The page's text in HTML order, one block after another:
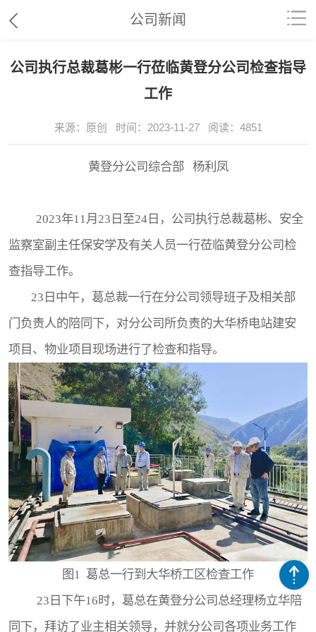
公司新闻
公司执行总裁葛彬一行莅临黄登分公司检查指导
工作
来源：原创 时间：2023-11-27 阅读：4851
黄登分公司综合部 杨利凤
2023年11月23日至24日，公司执行总裁葛彬、安全
监察室副主任保安学及有关人员一行莅临黄登分公司检
查指导工作。
23日中午，葛总裁一行在分公司领导班子及相关部
门负责人的陪同下，对分公司所负责的大华桥电站建安
项目、物业项目现场进行了检查和指导。
图1 葛总一行到大华桥工区检查工作
23日下午16时，葛总在黄登分公司总经理杨立华陪
同下，拜访了业主相关领导，并就分公司各项业务工作